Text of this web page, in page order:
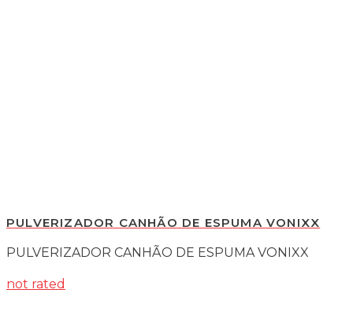
PULVERIZADOR CANHÃO DE ESPUMA VONIXX
PULVERIZADOR CANHÃO DE ESPUMA VONIXX
not rated